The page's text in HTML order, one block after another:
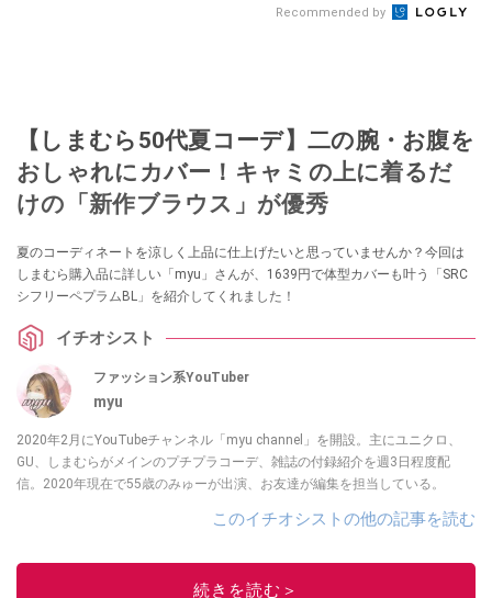
Recommended by
【しまむら50代夏コーデ】二の腕・お腹を
おしゃれにカバー！キャミの上に着るだ
けの「新作ブラウス」が優秀
夏のコーディネートを涼しく上品に仕上げたいと思っていませんか？今回は
しまむら購入品に詳しい「myu」さんが、1639円で体型カバーも叶う「SRC
シフリーペプラムBL」を紹介してくれました！
イチオシスト
ファッション系YouTuber
myu
2020年2月にYouTubeチャンネル「myu channel」を開設。主にユニクロ、
GU、しまむらがメインのプチプラコーデ、雑誌の付録紹介を週3日程度配
信。2020年現在で55歳のみゅーが出演、お友達が編集を担当している。
このイチオシストの他の記事を読む
続きを読む＞